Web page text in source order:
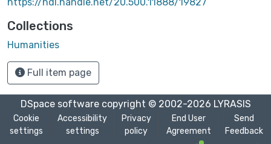
Collections
Humanities
Full item page
DSpace softwarecopyright © 2002-2026 LYRASIS
Cookie
settings
Accessibility
settings
Privacy
policy
End User
Agreement
Send
Feedback